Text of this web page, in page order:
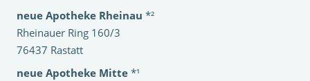
neue Apotheke Rheinau *²
Rheinauer Ring 160/3
76437 Rastatt
neue Apotheke Mitte *¹